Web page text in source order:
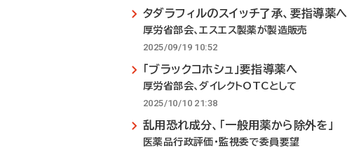
タダラフィルのスイッチ了承、要指導薬へ
厚労省部会、エスエス製薬が製造販売
2025/09/19 10:52
「ブラックコホシュ」要指導薬へ
厚労省部会、ダイレクトOTCとして
2025/10/10 21:38
乱用恐れ成分、「一般用薬から除外を」
医薬品行政評価・監視委で委員要望